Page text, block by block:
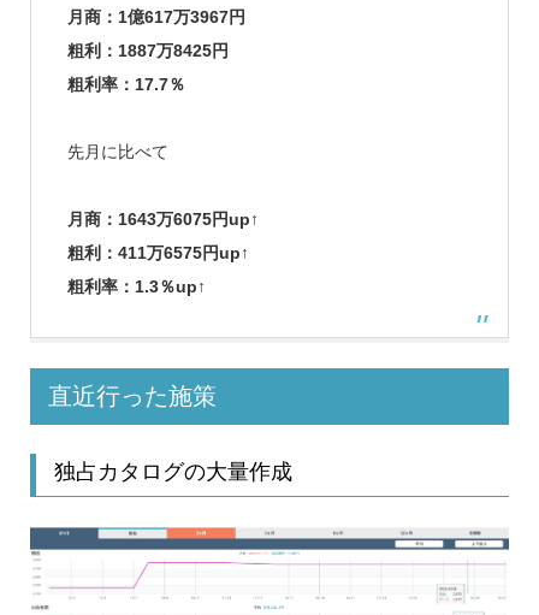
月商：1億617万3967円
粗利：1887万8425円
粗利率：17.7％
先月に比べて
月商：1643万6075円up↑
粗利：411万6575円up↑
粗利率：1.3％up↑
直近行った施策
独占カタログの大量作成